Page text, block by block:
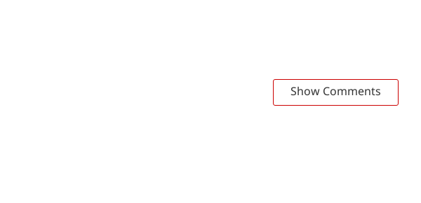
Show Comments